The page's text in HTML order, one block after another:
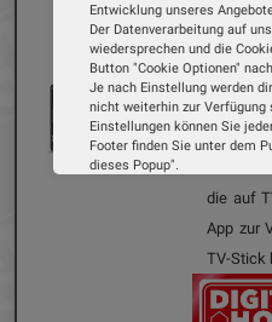
HD+ -
Die TV-
2009 die
über
eine
die auf
App zur
TV-Stick
Entwicklung unseres
Der Datenverarbeitung auf
wiedersprechen und die
Button "Cookie Optionen"
Je nach Einstellung werden
nicht weiterhin zur Verfügung
Einstellungen können Sie
Footer finden Sie unter dem
dieses Popup".
Erfahrung auf unserer
darüber, wie wir Cookies
Einstellungen ändern können.
Alle